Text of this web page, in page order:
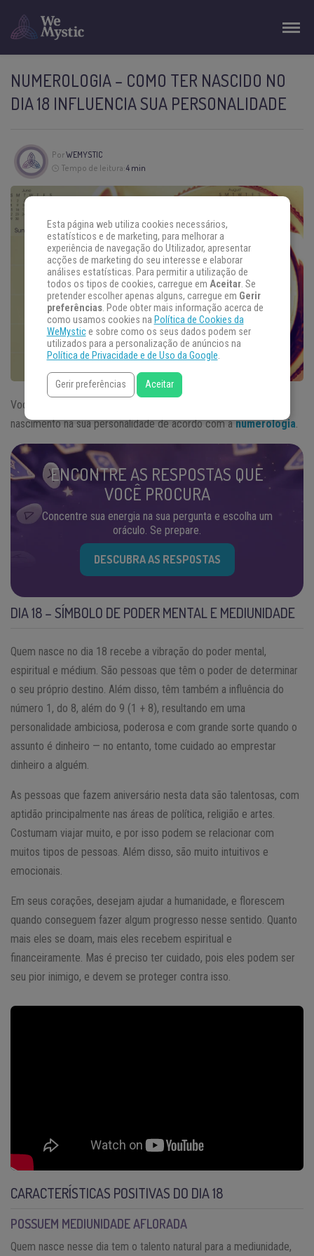
NUMEROLOGIA – COMO TER NASCIDO NO
DIA 18 INFLUENCIA SUA PERSONALIDADE
PorWEMYSTIC
Tempo de leitura:4 min
Você nasceu no dia 18? Veja qual a influência deste dia de
nascimento na sua personalidade de acordo com anumerologia
ENCONTRE AS RESPOSTAS QUE
VOCÊ PROCURA
Concentre sua energia na sua pergunta e escolha um
oráculo. Se prepare.
DESCUBRA AS RESPOSTAS
DIA 18 – SÍMBOLO DE PODER MENTAL E MEDIUNIDADE
Quem nasce no dia 18 recebe a vibração do poder mental,
espiritual e médium. São pessoas que têm o poder de determinar
o seu próprio destino. Além disso, têm também a influência do
número 1, do 8, além do 9 (1 + 8), resultando em uma
personalidade ambiciosa, poderosa e com grande sorte quando o
assunto é dinheiro — no entanto, tome cuidado ao emprestar
dinheiro a alguém.
As pessoas que fazem aniversário nesta data são talentosas, com
aptidão principalmente nas áreas de política, religião e artes.
Costumam viajar muito, e por isso podem se relacionar com
muitos tipos de pessoas. Além disso, são muito intuitivos e
emocionais.
Em seus corações, desejam ajudar a humanidade, e florescem
quando conseguem fazer algum progresso nesse sentido. Quanto
mais eles se doam, mais eles recebem espiritual e
financeiramente. Mas é preciso ter cuidado, pois eles podem ser
seu pior inimigo, e devem se proteger contra isso.
CARACTERÍSTICAS POSITIVAS DO DIA 18
POSSUEM MEDIUNIDADE AFLORADA
Quem nasce nesse dia tem o talento natural para a mediunidade,
Esta página web utiliza cookies necessários,
estatísticos e de marketing, para melhorar a
experiência de navegação do Utilizador, apresentar
acções de marketing do seu interesse e elaborar
análises estatísticas. Para permitir a utilização de
todos os tipos de cookies, carregue em Aceitar. Se
pretender escolher apenas alguns, carregue em Gerir
preferências. Pode obter mais informação acerca de
como usamos cookies na Política de Cookies da
WeMystice sobre como os seus dados podem ser
utilizados para a personalização de anúncios na
Política de Privacidade e de Uso da Google.
Gerir preferências Aceitar